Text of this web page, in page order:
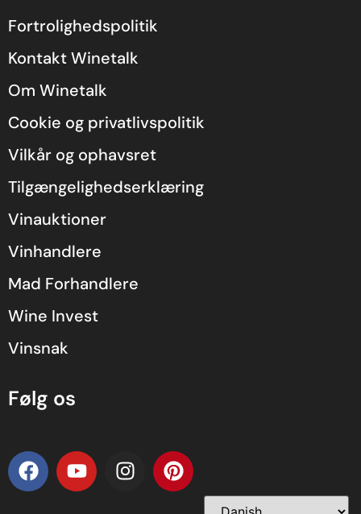
Fortrolighedspolitik
Kontakt Winetalk
Om Winetalk
Cookie og privatlivspolitik
Vilkår og ophavsret
Tilgængelighedserklæring
Vinauktioner
Vinhandlere
Mad Forhandlere
Wine Invest
Vinsnak
Følg os